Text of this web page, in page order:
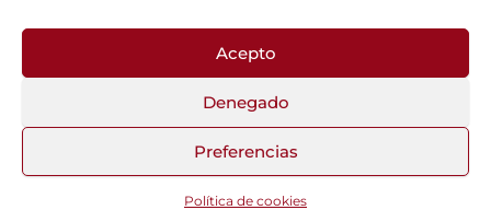
Acepto
Denegado
Preferencias
Política de cookies
Fotos del Blog
Funciona gracias aWordPress |Tema:Head Blog